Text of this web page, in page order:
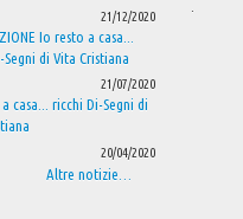
21/12/2020
Io resto a casa...
di Vita Cristiana
21/07/2020
casa... ricchi Di-Segni di
20/04/2020
Altre notizie…